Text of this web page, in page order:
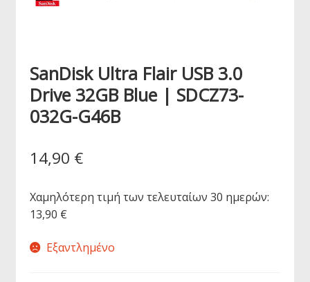
SanDisk Ultra Flair USB 3.0
Drive 32GB Blue | SDCZ73-
032G-G46B
14,90 €
Χαμηλότερη τιμή των τελευταίων 30 ημερών:
13,90 €
Εξαντλημένο